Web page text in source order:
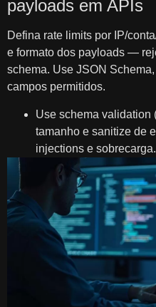
payloads em APIs
Defina rate limits por IP/
e formato dos payloads —
schema. Use JSON
campos permitidos.
Use schema validation
tamanho e sanitize de
injections e sobrecarga.